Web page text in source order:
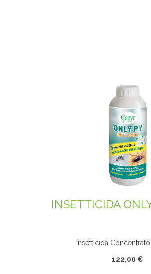
INSETTICIDA
Insetticida
122,00 €